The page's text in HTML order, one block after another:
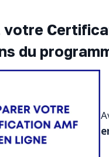
votre
du